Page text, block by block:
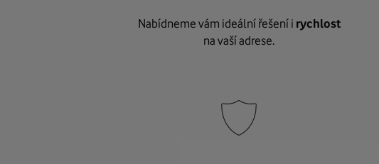
Nabídneme vám ideální řešení i rychlost
na vaší adrese.